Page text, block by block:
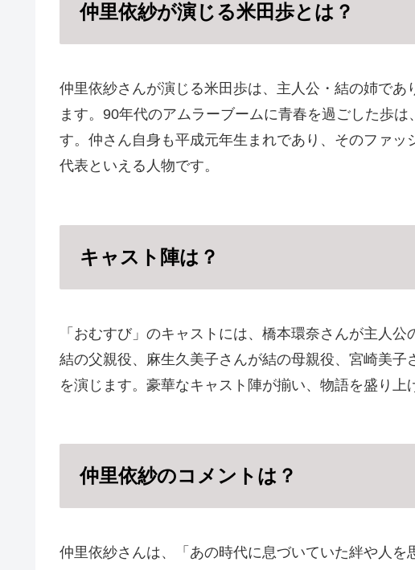
仲里依紗が演じる米田歩とは？
仲里依紗さんが演じる米田歩は、主人公・結の姉であ
ます。90年代のアムラーブームに青春を過ごした歩
す。仲さん自身も平成元年生まれであり、そのファッ
代表といえる人物です。
キャスト陣は？
「おむすび」のキャストには、橋本環奈さんが主人
結の父親役、麻生久美子さんが結の母親役、宮崎美
を演じます。豪華なキャスト陣が揃い、物語を盛り上
仲里依紗のコメントは？
仲里依紗さんは、「あの時代に息づいていた絆や人